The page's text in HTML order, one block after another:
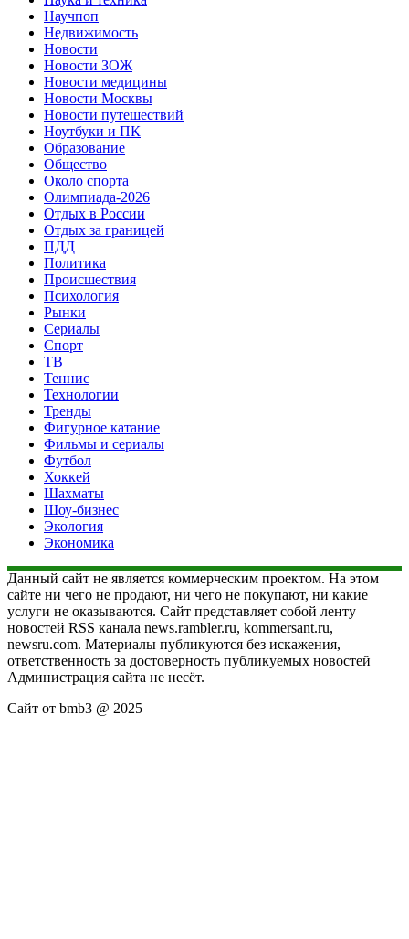
Научпоп
Недвижимость
Новости
Новости ЗОЖ
Новости медицины
Новости Москвы
Новости путешествий
Ноутбуки и ПК
Образование
Общество
Около спорта
Олимпиада-2026
Отдых в России
Отдых за границей
ПДД
Политика
Происшествия
Психология
Рынки
Сериалы
Спорт
ТВ
Теннис
Технологии
Тренды
Фигурное катание
Фильмы и сериалы
Футбол
Хоккей
Шахматы
Шоу-бизнес
Экология
Экономика
Данный сайт не является коммерческим проектом. На этом
сайте ни чего не продают, ни чего не покупают, ни какие
услуги не оказываются. Сайт представляет собой ленту
новостей RSS канала news.rambler.ru, kommersant.ru,
newsru.com. Материалы публикуются без искажения,
ответственность за достоверность публикуемых новостей
Администрация сайта не несёт.
Сайт от bmb3 @ 2025